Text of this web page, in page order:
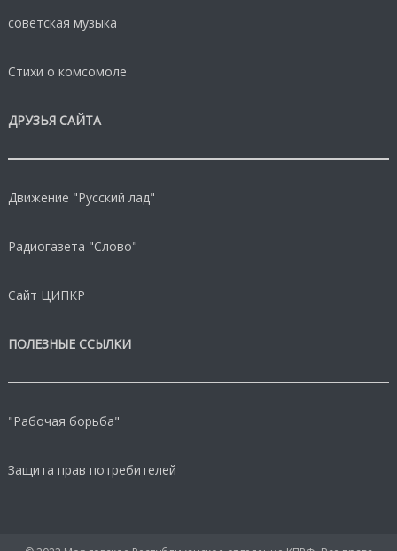
советская музыка
Стихи о комсомоле
ДРУЗЬЯ САЙТА
Движение "Русский лад"
Радиогазета "Слово"
Сайт ЦИПКР
ПОЛЕЗНЫЕ ССЫЛКИ
"Рабочая борьба"
Защита прав потребителей